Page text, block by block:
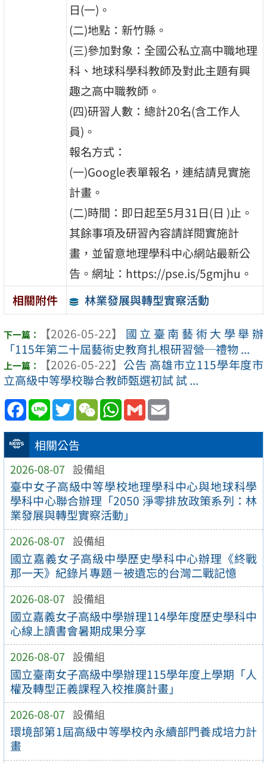
相關公告
2026-08-07 設備組
臺中女子高級中等學校地理學科中心與地球科學
學科中心聯合辦理「2050 淨零排放政策系列：林
業發展與轉型實察活動」
2026-08-07 設備組
國立嘉義女子高級中學歷史學科中心辦理《終戰
那一天》紀錄片專題－被遺忘的台灣二戰記憶
2026-08-07 設備組
國立嘉義女子高級中學辦理114學年度歷史學科中
心線上讀書會暑期成果分享
2026-08-07 設備組
國立臺南女子高級中學辦理115學年度上學期「人
權及轉型正義課程入校推廣計畫」
2026-08-07 設備組
環境部第1屆高級中等學校內永續部門養成培力計
畫
日(一)。
(二)地點：新竹縣。
(三)參加對象：全國公私立高中職地理
科、地球科學科教師及對此主題有興
趣之高中職教師。
(四)研習人數：總計20名(含工作人
員)。
報名方式：
(一)Google表單報名，連結請見實施
計畫。
(二)時間：即日起至5月31日(日 )止。
其餘事項及研習內容請詳閱實施計
畫，並留意地理學科中心網站最新公
告。網址：https://pse.is/5gmjhu。
相關附件
林業發展與轉型實察活動
【2026-05-22】
國立臺南藝術大學舉辦
「115年第二十屆藝術史教育扎根研習營─禮物 ...
【2026-05-22】 公告 高雄市立115學年度市
立高級中等學校聯合教師甄選初試 試 ...
Facebook
Line TwitterWeChatWhatsApp
Gmail